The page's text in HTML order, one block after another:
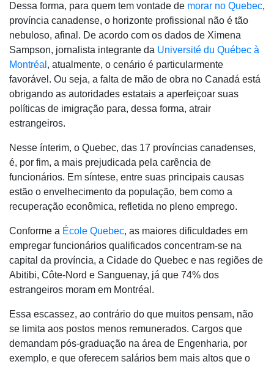
Dessa forma, para quem tem vontade de morar no Quebec,
província canadense, o horizonte profissional não é tão
nebuloso, afinal. De acordo com os dados de Ximena
Sampson, jornalista integrante da Université du Québec à
Montréal , atualmente, o cenário é particularmente
favorável. Ou seja, a falta de mão de obra no Canadá está
obrigando as autoridades estatais a aperfeiçoar suas
políticas de imigração para, dessa forma, atrair
estrangeiros.
Nesse ínterim, o Quebec, das 17 províncias canadenses,
é, por fim, a mais prejudicada pela carência de
funcionários. Em síntese, entre suas principais causas
estão o envelhecimento da população, bem como a
recuperação econômica, refletida no pleno emprego.
Conforme a École Quebec, as maiores dificuldades em
empregar funcionários qualificados concentram-se na
capital da província, a Cidade do Quebec e nas regiões de
Abitibi, Côte-Nord e Sanguenay, já que 74% dos
estrangeiros moram em Montréal.
Essa escassez, ao contrário do que muitos pensam, não
se limita aos postos menos remunerados. Cargos que
demandam pós-graduação na área de Engenharia, por
exemplo, e que oferecem salários bem mais altos que o